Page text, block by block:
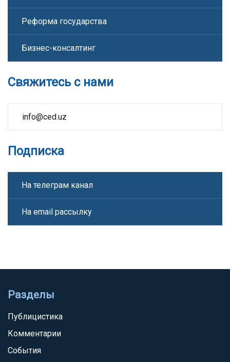
Реформа государства
Бизнес-консалтинг
Свяжитесь с нами
info@ced.uz
Подписка
На телеграм канал
На email рассылку
Разделы
Публицистика
Комментарии
События